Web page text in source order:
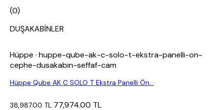
(0)
DUŞAKABİNLER
Hüppe · huppe-qube-ak-c-solo-t-ekstra-panelli-on-
cephe-dusakabin-seffaf-cam
Hüppe Qube AK C SOLO T Ekstra Panelli Ön...
38,987.00 TL 77,974.00 TL